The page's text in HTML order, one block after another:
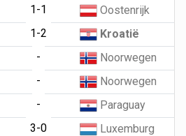
1-1
Oostenrijk
1-2
Kroatië
-
Noorwegen
-
Noorwegen
-
Paraguay
3-0
Luxemburg